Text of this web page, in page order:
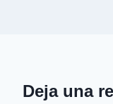
Deja una